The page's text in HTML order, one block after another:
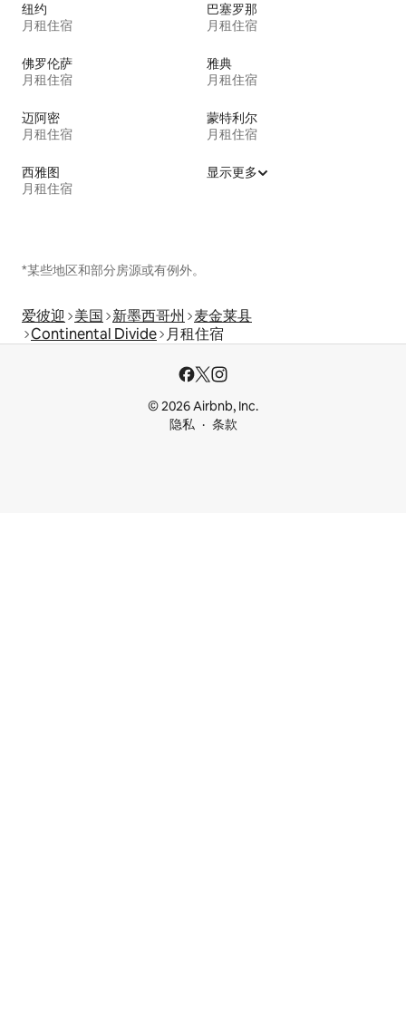
纽约
月租住宿
巴塞罗那
月租住宿
佛罗伦萨
月租住宿
雅典
月租住宿
迈阿密
月租住宿
蒙特利尔
月租住宿
西雅图
月租住宿
显示更多
*某些地区和部分房源或有例外。
爱彼迎 美国 新墨西哥州
麦金莱县
Continental Divide 月租住宿
© 2026 Airbnb, Inc.
隐私
条款